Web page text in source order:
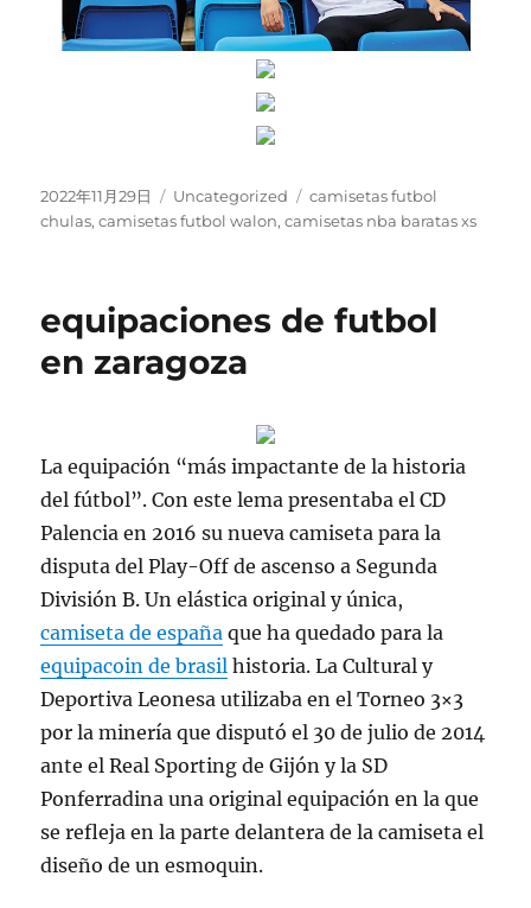
Publicado
el
2022年11月29日 Categorías
Uncategorized Etiquetas
camisetas futbol
chulas,camisetas futbol walon,camisetas nba baratas xs
equipaciones de futbol
en zaragoza
La equipación “más impactante de la historia
del fútbol”. Con este lema presentaba el CD
Palencia en 2016 su nueva camiseta para la
disputa del Play-Off de ascenso a Segunda
División B. Un elástica original y única,
camiseta de españa que ha quedado para la
equipacoin de brasil historia. La Cultural y
Deportiva Leonesa utilizaba en el Torneo 3×3
por la minería que disputó el 30 de julio de 2014
ante el Real Sporting de Gijón y la SD
Ponferradina una original equipación en la que
se refleja en la parte delantera de la camiseta el
diseño de un esmoquin.